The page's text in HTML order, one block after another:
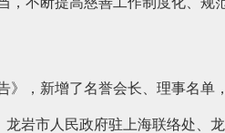
》，新增了名誉会长、理事名单
岩市人民政府驻上海联络处、